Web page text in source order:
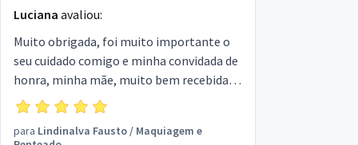
Luciana avaliou:
Muito obrigada, foi muito importante o
seu cuidado comigo e minha convidada de
honra, minha mãe, muito bem recebida
por você Lindinalva. Parabéns pelo seu
trabalho.
para Lindinalva Fausto/ Maquiagem e